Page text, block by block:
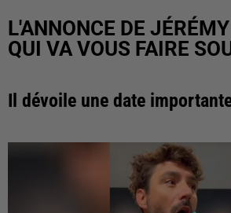
L'ANNONCE DE
QUI VA VOUS FAIRE
Il dévoile une date